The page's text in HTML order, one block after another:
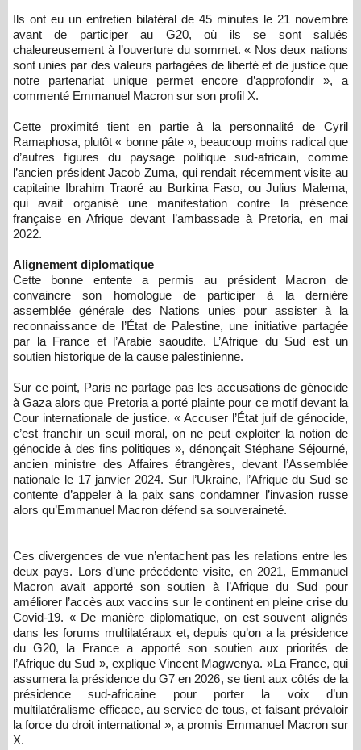
Ils ont eu un entretien bilatéral de 45 minutes le 21 novembre
avant de participer au G20, où ils se sont salués
chaleureusement à l’ouverture du sommet. « Nos deux nations
sont unies par des valeurs partagées de liberté et de justice que
notre partenariat unique permet encore d’approfondir », a
commenté Emmanuel Macron sur son profil X.
Cette proximité tient en partie à la personnalité de Cyril
Ramaphosa, plutôt « bonne pâte », beaucoup moins radical que
d’autres figures du paysage politique sud-africain, comme
l’ancien président Jacob Zuma, qui rendait récemment visite au
capitaine Ibrahim Traoré au Burkina Faso, ou Julius Malema,
qui avait organisé une manifestation contre la présence
française en Afrique devant l’ambassade à Pretoria, en mai
2022.
Alignement diplomatique
Cette bonne entente a permis au président Macron de
convaincre son homologue de participer à la dernière
assemblée générale des Nations unies pour assister à la
reconnaissance de l’État de Palestine, une initiative partagée
par la France et l’Arabie saoudite. L’Afrique du Sud est un
soutien historique de la cause palestinienne.
Sur ce point, Paris ne partage pas les accusations de génocide
à Gaza alors que Pretoria a porté plainte pour ce motif devant la
Cour internationale de justice. « Accuser l’État juif de génocide,
c’est franchir un seuil moral, on ne peut exploiter la notion de
génocide à des fins politiques », dénonçait Stéphane Séjourné,
ancien ministre des Affaires étrangères, devant l’Assemblée
nationale le 17 janvier 2024. Sur l’Ukraine, l’Afrique du Sud se
contente d’appeler à la paix sans condamner l’invasion russe
alors qu’Emmanuel Macron défend sa souveraineté.
Ces divergences de vue n’entachent pas les relations entre les
deux pays. Lors d’une précédente visite, en 2021, Emmanuel
Macron avait apporté son soutien à l’Afrique du Sud pour
améliorer l’accès aux vaccins sur le continent en pleine crise du
Covid-19. « De manière diplomatique, on est souvent alignés
dans les forums multilatéraux et, depuis qu’on a la présidence
du G20, la France a apporté son soutien aux priorités de
l’Afrique du Sud », explique Vincent Magwenya. »La France, qui
assumera la présidence du G7 en 2026, se tient aux côtés de la
présidence sud-africaine pour porter la voix d’un
multilatéralisme efficace, au service de tous, et faisant prévaloir
la force du droit international », a promis Emmanuel Macron sur
X.